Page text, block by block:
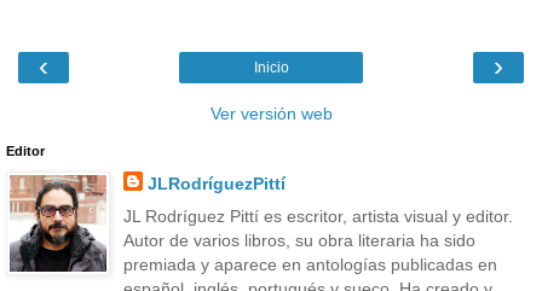
‹ ›
Inicio
Ver versión web
Editor
JLRodríguezPittí
JL Rodríguez Pittí es escritor, artista visual y editor.
Autor de varios libros, su obra literaria ha sido
premiada y aparece en antologías publicadas en